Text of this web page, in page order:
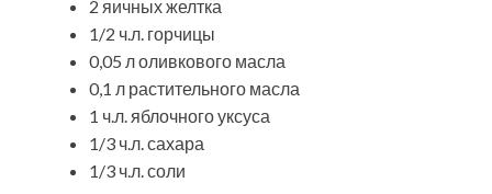
2 яичных желтка
1/2 ч.л. горчицы
0,05 л оливкового масла
0,1 л растительного масла
1 ч.л. яблочного уксуса
1/3 ч.л. сахара
1/3 ч.л. соли